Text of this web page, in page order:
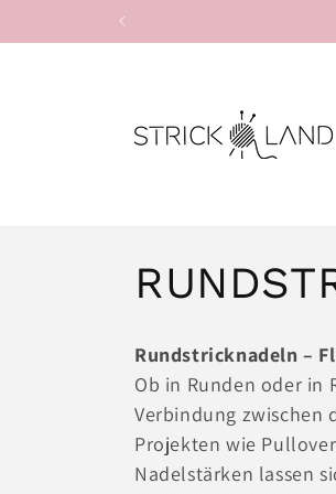
K
a
t
e
Rundstricknadeln –
Ob in Runden oder in
Verbindung zwischen
Projekten wie
Nadelstärken lassen